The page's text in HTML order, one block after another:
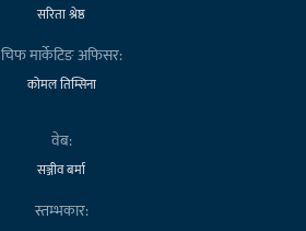
सरिता श्रेष्ठ
चिफ मार्केटिङ अफिसर:
कोमल तिम्सिना
वेब:
सञ्जीव बर्मा
स्तम्भकार: